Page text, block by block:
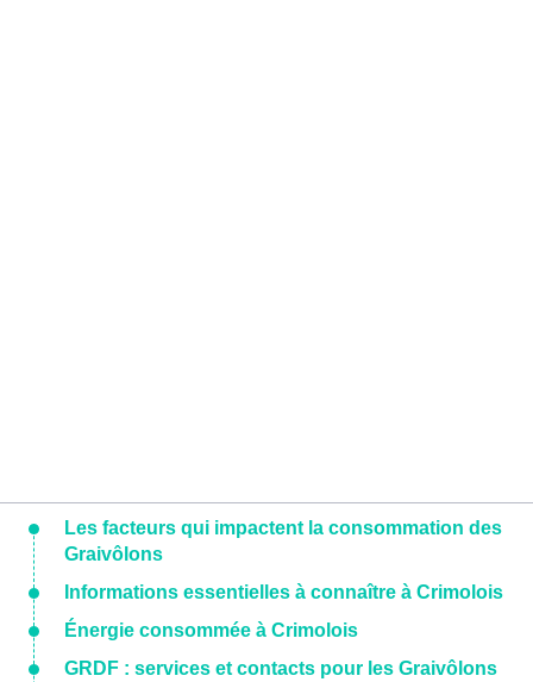
Les facteurs qui impactent la consommation des
Graivôlons
Informations essentielles à connaître à Crimolois
Énergie consommée à Crimolois
GRDF : services et contacts pour les Graivôlons